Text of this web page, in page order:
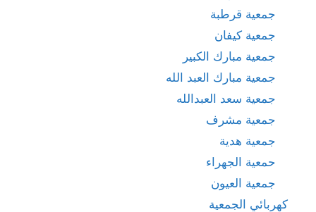
جمعية قرطبة
جمعية كيفان
جمعية مبارك الكبير
جمعية مبارك العبد الله
جمعية سعد العبدالله
جمعية مشرف
جمعية هدية
حمعية الجهراء
جمعية العيون
كهربائي الجمعية